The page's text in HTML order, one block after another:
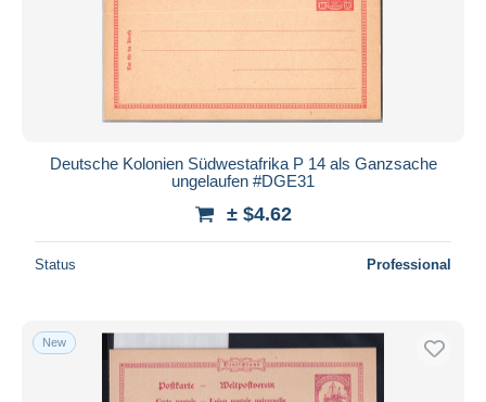
Deutsche Kolonien Südwestafrika P 14 als Ganzsache
ungelaufen #DGE31
± $4.62
Status Professional
New